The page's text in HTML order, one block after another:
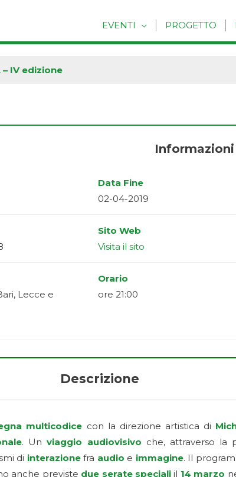
EVENTI PROGETTO
– IV edizione
Informazioni
Data Fine
02-04-2019
Sito Web
Visita il sito
Lecce e
Orario
ore 21:00
Descrizione
multicodice con la direzione artistica di
. Unviaggio audiovisivo che, attraverso la
di interazionefra audio e immagine. Il
anche previste due serate speciali il 14 marzo